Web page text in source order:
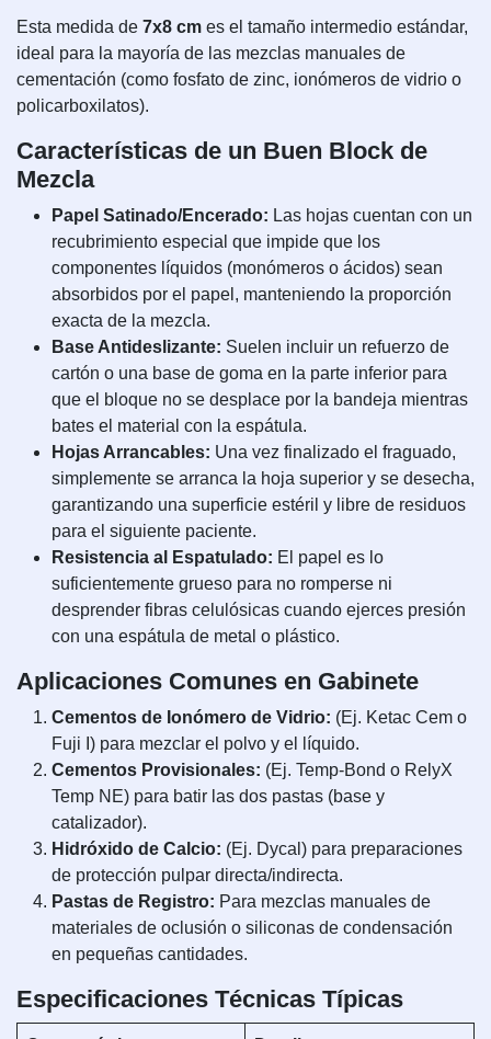
Esta medida de 7x8 cm es el tamaño intermedio estándar,
ideal para la mayoría de las mezclas manuales de
cementación (como fosfato de zinc, ionómeros de vidrio o
policarboxilatos).
Características de un Buen Block de
Mezcla
Papel Satinado/Encerado: Las hojas cuentan con un
recubrimiento especial que impide que los
componentes líquidos (monómeros o ácidos) sean
absorbidos por el papel, manteniendo la proporción
exacta de la mezcla.
Base Antideslizante: Suelen incluir un refuerzo de
cartón o una base de goma en la parte inferior para
que el bloque no se desplace por la bandeja mientras
bates el material con la espátula.
Hojas Arrancables: Una vez finalizado el fraguado,
simplemente se arranca la hoja superior y se desecha,
garantizando una superficie estéril y libre de residuos
para el siguiente paciente.
Resistencia al Espatulado: El papel es lo
suficientemente grueso para no romperse ni
desprender fibras celulósicas cuando ejerces presión
con una espátula de metal o plástico.
Aplicaciones Comunes en Gabinete
Cementos de Ionómero de Vidrio: (Ej. Ketac Cem o
Fuji I) para mezclar el polvo y el líquido.
Cementos Provisionales: (Ej. Temp-Bond o RelyX
Temp NE) para batir las dos pastas (base y
catalizador).
Hidróxido de Calcio: (Ej. Dycal) para preparaciones
de protección pulpar directa/indirecta.
Pastas de Registro: Para mezclas manuales de
materiales de oclusión o siliconas de condensación
en pequeñas cantidades.
Especificaciones Técnicas Típicas